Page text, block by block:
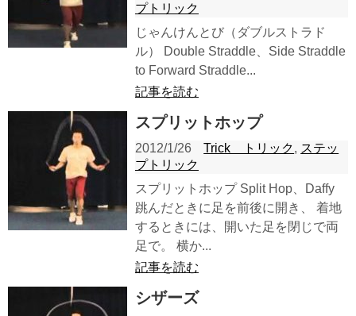
プトリック
じゃんけんとび（ダブルストラド
ル） Double Straddle、Side Straddle
to Forward Straddle...
記事を読む
スプリットホップ
2012/1/26 Trick トリック, ステッ
プトリック
スプリットホップ Split Hop、Daffy
跳んだときに足を前後に開き、 着地
するときには、開いた足を閉じで両
足で。 横か...
記事を読む
シザーズ